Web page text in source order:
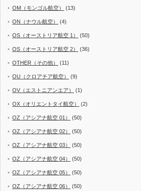
OM（モンゴル航空） (13)
ON（ナウル航空） (4)
OS（オーストリア航空 1） (50)
OS（オーストリア航空 2） (36)
OTHER（その他） (11)
OU（クロアチア航空） (9)
OV（エストニアンエア） (1)
OX（オリエントタイ航空） (2)
OZ（アシアナ航空 01） (50)
OZ（アシアナ航空 02） (50)
OZ（アシアナ航空 03） (50)
OZ（アシアナ航空 04） (50)
OZ（アシアナ航空 05） (50)
OZ（アシアナ航空 06） (50)